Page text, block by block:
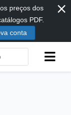
preços dos
PDF.
conta
⨯